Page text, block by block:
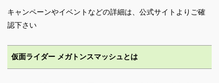
キャンペーンやイベントなどの詳細は、公式サイトよりご確
認下さい
仮面ライダー メガトンスマッシュとは